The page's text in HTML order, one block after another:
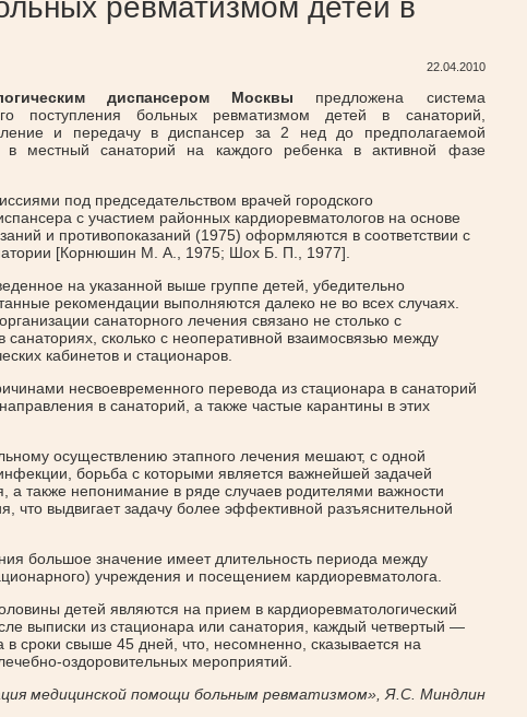
ревматизмом детей в
22.04.2010
диспансером Москвы предложена система
поступления больных ревматизмом детей в санаторий,
и передачу в диспансер за 2 нед до предполагаемой
в местный санаторий на каждого ребенка в активной фазе
под председательством врачей городского
с участием районных кардиоревматологов на основе
и противопоказаний (1975) оформляются в соответствии с
[Корнюшин М. А., 1975; Шох Б. П., 1977].
на указанной выше группе детей, убедительно
рекомендации выполняются далеко не во всех случаях.
санаторного лечения связано не столько с
сколько с неоперативной взаимосвязью между
кабинетов и стационаров.
несвоевременного перевода из стационара в санаторий
в санаторий, а также частые карантины в этих
осуществлению этапного лечения мешают, с одной
борьба с которыми является важнейшей задачей
а также непонимание в ряде случаев родителями важности
что выдвигает задачу более эффективной разъяснительной
большое значение имеет длительность периода между
учреждения и посещением кардиоревматолога.
детей являются на прием в кардиоревматологический
выписки из стационара или санатория, каждый четвертый —
в сроки свыше 45 дней, что, несомненно, сказывается на
оздоровительных мероприятий.
медицинской помощи больным ревматизмом», Я.С. Миндлин